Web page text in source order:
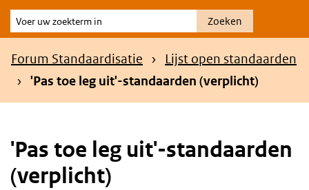
Voer
uw
zoekterm
Zoeken
Kruimelpad
Forum Standaardisatie
Lijst open standaarden
'Pas toe leg uit'-standaarden (verplicht)
'Pas toe leg uit'-standaarden
(verplicht)